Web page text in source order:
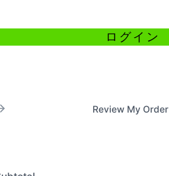
Review My Order